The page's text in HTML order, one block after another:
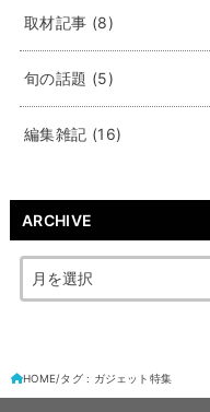
取材記事 (8)
旬の話題 (5)
編集雑記 (16)
ARCHIVE
HOME タグ : ガジェット特集